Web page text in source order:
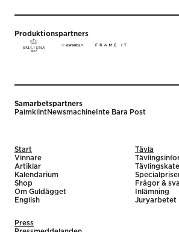
Produktionspartners
Samarbetspartners
PalmklintNewsmachine Inte Bara Post
Start
Vinnare
Artiklar
Kalendarium
Shop
Om Guldägget
English
Tävla
Frågor &
Inlämning
Juryarbetet
Press